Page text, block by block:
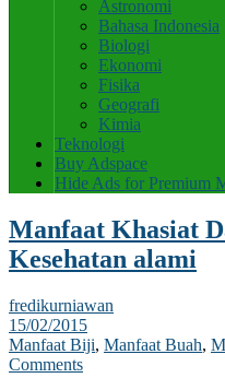
Astronomi
Bahasa Indonesia
Biologi
Ekonomi
Fisika
Geografi
Kimia
Teknologi
Buy Adspace
Hide Ads for Premium
Manfaat Khasiat
Kesehatan alami
fredikurniawan
15/02/2015
Manfaat Biji, Manfaat Buah,
Comments